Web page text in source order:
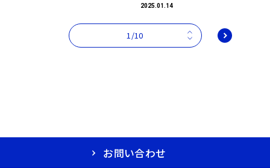
2025.01.14
1/10
お問い合わせ